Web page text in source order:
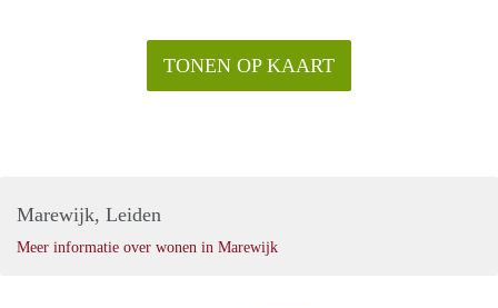
TONEN OP KAART
Marewijk, Leiden
Meer informatie over wonen in Marewijk